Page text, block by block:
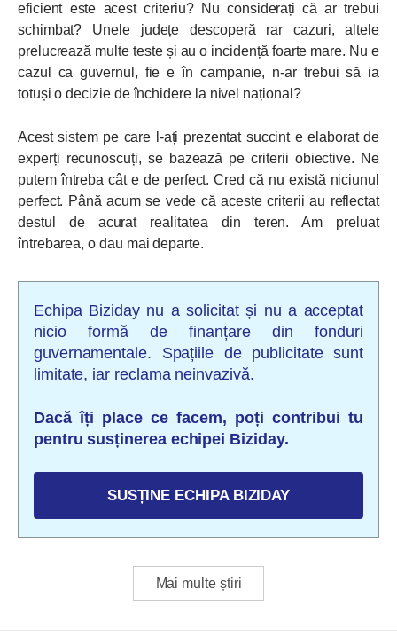
eficient este acest criteriu? Nu considerați că ar trebui
schimbat? Unele județe descoperă rar cazuri, altele
prelucrează multe teste și au o incidență foarte mare. Nu e
cazul ca guvernul, fie e în campanie, n-ar trebui să ia
totuși o decizie de închidere la nivel național?
Acest sistem pe care l-ați prezentat succint e elaborat de
experți recunoscuți, se bazează pe criterii obiective. Ne
putem întreba cât e de perfect. Cred că nu există niciunul
perfect. Până acum se vede că aceste criterii au reflectat
destul de acurat realitatea din teren. Am preluat
întrebarea, o dau mai departe.
Echipa Biziday nu a solicitat și nu a acceptat
nicio formă de finanțare din fonduri
guvernamentale. Spațiile de publicitate sunt
limitate, iar reclama neinvazivă.
Dacă îți place ce facem, poți contribui tu
pentru susținerea echipei Biziday.
SUSȚINE ECHIPA BIZIDAY
Mai multe știri